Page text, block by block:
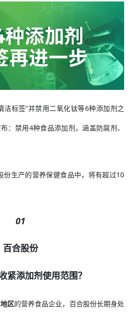
洁标签”并禁用二氧化钛等6种添加剂之
：禁用4种食品添加剂，涵盖防腐剂、
份生产的营养保健食品中，将有超过10
01
百合股份
紧添加剂使用范围？
区的营养食品企业，百合股份长期身处